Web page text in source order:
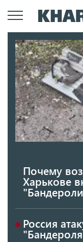
Почему
Харькове
Россия